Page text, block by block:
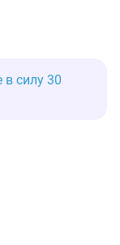
силу 30